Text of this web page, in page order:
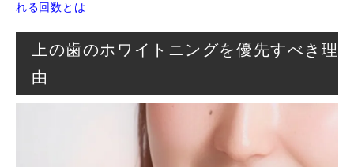
れる回数とは
上の歯のホワイトニングを優先すべき理
由